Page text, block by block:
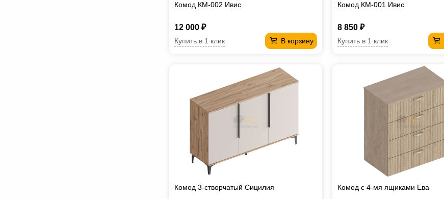
Комод КМ-002 Ивис
12 000 ₽
В корзину
Купить в 1 клик
Комод КМ-001 Ивис
8 850 ₽
Купить в 1 клик
Комод 3-створчатый Сицилия Комод с 4-мя ящиками Ева